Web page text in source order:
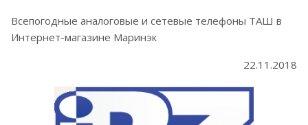
Всепогодные аналоговые и сетевые телефоны ТАШ в
Интернет-магазине Маринэк
22.11.2018